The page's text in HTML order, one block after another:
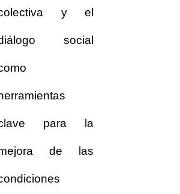
y el
social
herramientas
para la
de las